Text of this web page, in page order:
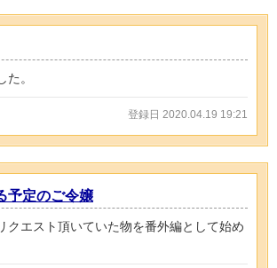
。
登録日 2020.04.19 19:21
予定のご令嬢
クエスト頂いていた物を番外編として始め